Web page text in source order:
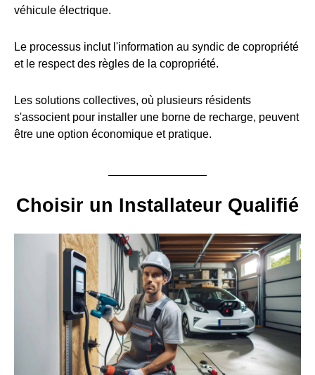
véhicule électrique.
Le processus inclut l'information au syndic de copropriété
et le respect des règles de la copropriété.
Les solutions collectives, où plusieurs résidents
s'associent pour installer une borne de recharge, peuvent
être une option économique et pratique.
Choisir un Installateur Qualifié